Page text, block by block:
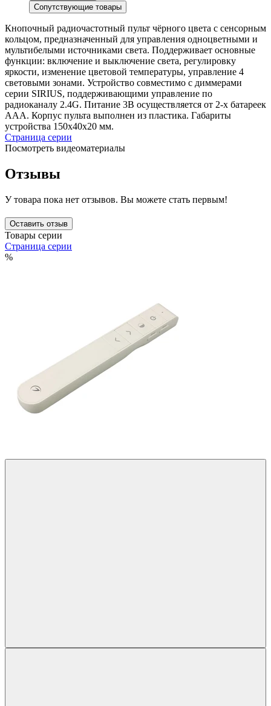
Сопутствующие товары
Кнопочный радиочастотный пульт чёрного цвета с сенсорным
кольцом, предназначенный для управления одноцветными и
мультибелыми источниками света. Поддерживает основные
функции: включение и выключение света, регулировку
яркости, изменение цветовой температуры, управление 4
световыми зонами. Устройство совместимо с диммерами
серии SIRIUS, поддерживающими управление по
радиоканалу 2.4G. Питание 3В осуществляется от 2-х батареек
ААА. Корпус пульта выполнен из пластика. Габариты
устройства 150х40х20 мм.
Страница серии
Посмотреть видеоматериалы
Отзывы
У товара пока нет отзывов. Вы можете стать первым!
Оставить отзыв
Товары серии
Страница серии
%